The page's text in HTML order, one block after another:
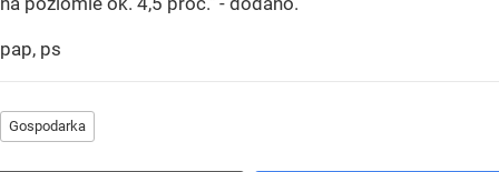
pap, ps
Gospodarka